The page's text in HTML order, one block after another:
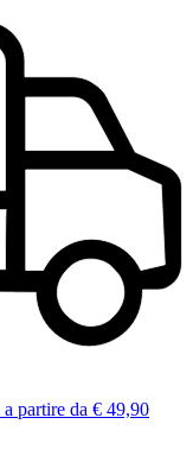
a partire da € 49,90